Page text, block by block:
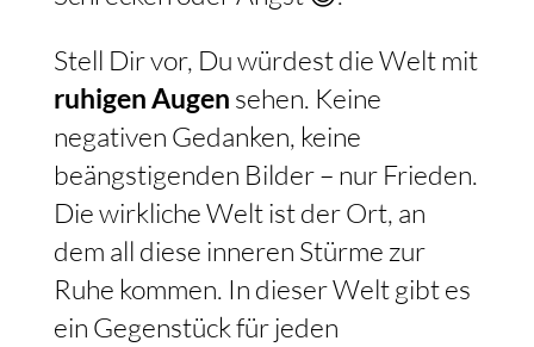
Stell Dir vor, Du würdest die Welt mit
ruhigen Augen sehen. Keine
negativen Gedanken, keine
beängstigenden Bilder – nur Frieden.
Die wirkliche Welt ist der Ort, an
dem all diese inneren Stürme zur
Ruhe kommen. In dieser Welt gibt es
ein Gegenstück für jeden